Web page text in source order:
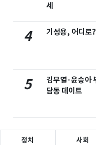
세
4 기성용, 어디로?
5
김무열·윤승아
담동 데이트
정치 사회